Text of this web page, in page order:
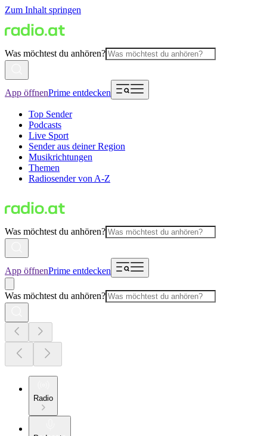
Zum Inhalt springen
Was möchtest du anhören?
App öffnenPrime entdecken
Top Sender
Podcasts
Live Sport
Sender aus deiner Region
Musikrichtungen
Themen
Radiosender von A-Z
Was möchtest du anhören?
App öffnenPrime entdecken
Was möchtest du anhören?
Radio